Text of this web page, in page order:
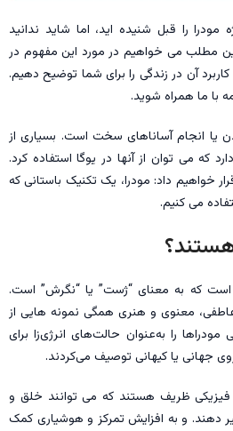
مودرا را قبل شنیده اید، اما شاید ندانید
مطلب می خواهیم در مورد این مفهوم در
آن در زندگی را برای شما توضیح دهیم.
با ما همراه شوید.
یا انجام آساناهای سخت است. بسیاری از
که می توان از آنها در یوگا استفاده کرد.
خواهیم داد: مودرا، یک تکنیک باستانی که
می کنیم.
که به معنای “ژست” یا “نگرش” است.
معنوی و هنری همگی نمونه هایی از
را به‌عنوان حالت‌های انرژی‌زا برای
جهانی یا کیهانی توصیف می‌کردند.
ظریف هستند که می توانند خلق و
دهند. و به افزایش تمرکز و هوشیاری کمک